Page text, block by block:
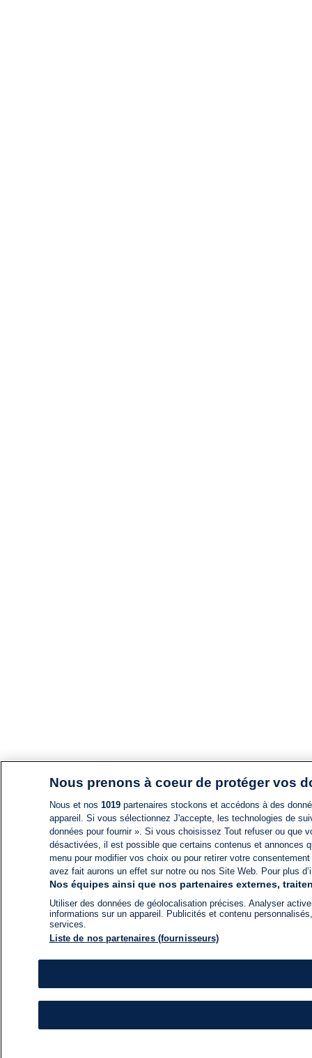
Nous prenons à coeur de protéger vos
Nous et nos 1019partenaires stockons et accédons à des
appareil. Si vous sélectionnez J'accepte, les technologies de
données pour fournir ». Si vous choisissez Tout refuser ou
désactivées, il est possible que certains contenus et annonces
menu pour modifier vos choix ou pour retirer votre
avez fait aurons un effet sur notre ou nos Site Web. Pour plus
Nos équipes ainsi que nos partenaires externes,
Utiliser des données de géolocalisation précises. Analyser
informations sur un appareil. Publicités et contenu
services.
Liste de nos partenaires (fournisseurs)